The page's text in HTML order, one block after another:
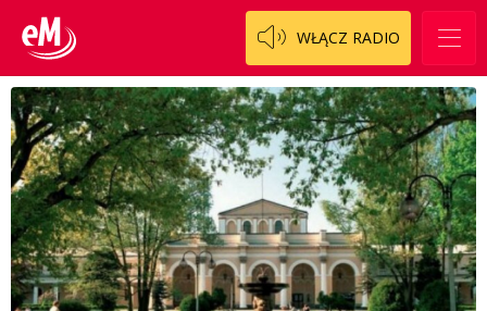
WŁĄCZ RADIO